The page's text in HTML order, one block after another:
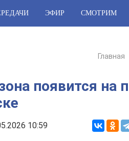
ЭФИР СМОТРИМ
Главная
появится на
10:59